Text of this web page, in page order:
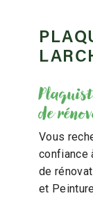
de
Vous
confiance
de
et